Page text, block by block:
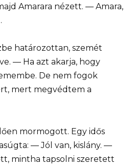
Amarara nézett. — Amara,
határozottan, szemét
— Ha azt akarja, hogy
De nem fogok
mert megvédtem a
mormogott. Egy idős
— Jól van, kislány. —
mintha tapsolni szeretett